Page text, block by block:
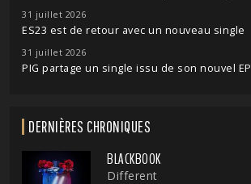
31 juillet 2026
ES23 est de retour avec un nouveau single
31 juillet 2026
PIG partage un single issu de son nouvel EP
DERNIÈRES CHRONIQUES
BLACKBOOK
Different